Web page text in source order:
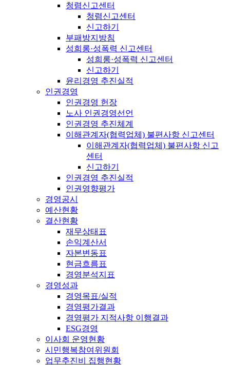
청렴신고센터
청렴신고센터
신고하기
부패방지방침
성희롱·성폭력 신고센터
성희롱·성폭력 신고센터
신고하기
윤리경영 추진실적
인권경영
인권경영 헌장
노사 인권경영선언
인권경영 추진체계
이해관계자(협력업체) 불편사항 신고센터
이해관계자(협력업체) 불편사항 신고
센터
신고하기
인권경영 추진실적
인권영향평가
경영공시
예산현황
결산현황
재무상태표
손익계산서
자본변동표
현금흐름표
경영분석지표
경영성과
경영목표/실적
경영평가결과
경영평가 지적사항 이행결과
ESG경영
이사회 운영현황
시민행복참여위원회
업무추진비 집행현황